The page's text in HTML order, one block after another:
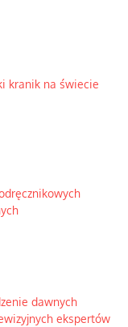
kranik na świecie
dawnych
ekspertów